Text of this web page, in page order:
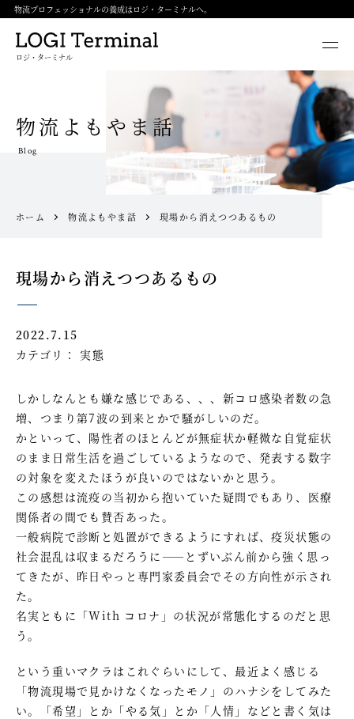
物流プロフェッショナルの養成はロジ・ターミナルへ。
ロジ・ターミナル
物流よもやま話
Blog
ホーム 物流よもやま話 現場から消えつつあるもの
現場から消えつつあるもの
2022.7.15
カテゴリ： 実態
しかしなんとも嫌な感じである、、、新コロ感染者数の急
増、つまり第7波の到来とかで騒がしいのだ。
かといって、陽性者のほとんどが無症状か軽微な自覚症状
のまま日常生活を過ごしているようなので、発表する数字
の対象を変えたほうが良いのではないかと思う。
この感想は流疫の当初から抱いていた疑問でもあり、医療
関係者の間でも賛否あった。
一般病院で診断と処置ができるようにすれば、疫災状態の
社会混乱は収まるだろうに――とずいぶん前から強く思っ
てきたが、昨日やっと専門家委員会でその方向性が示され
た。
名実ともに「With コロナ」の状況が常態化するのだと思
う。
という重いマクラはこれぐらいにして、最近よく感じる
「物流現場で見かけなくなったモノ」のハナシをしてみた
い。「希望」とか「やる気」とか「人情」などと書く気は